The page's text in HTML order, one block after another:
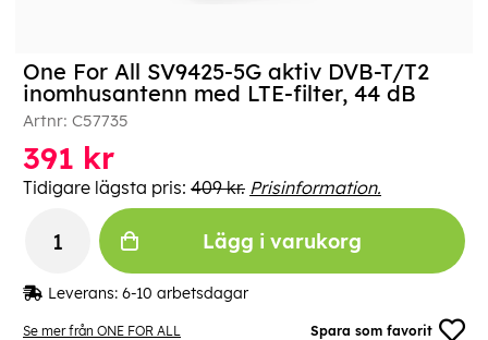
Se mer från ONE FOR ALL Spara som favorit
One For All SV9425-5G aktiv DVB-T/T2
inomhusantenn med LTE-filter, 44 dB
Artnr: C57735
391 kr
Tidigare lägsta pris: 409 kr. Prisinformation.
Lägg i varukorg
Leverans: 6-10 arbetsdagar